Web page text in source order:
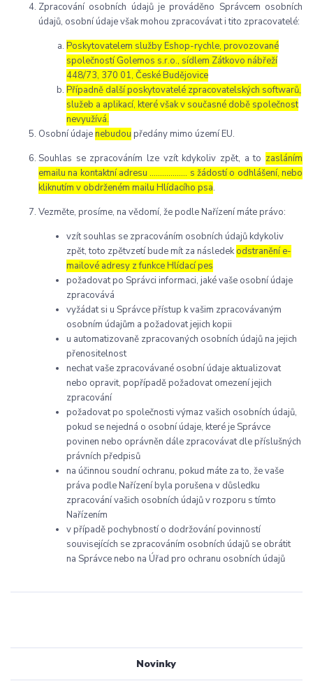
Novinky
Zpracování osobních údajů je prováděno Správcem osobních
údajů, osobní údaje však mohou zpracovávat i tito zpracovatelé:
Poskytovatelem služby Eshop-rychle, provozované
společností Golemos s.r.o., sídlem Zátkovo nábřeží
448/73, 370 01, České Budějovice
Případně další poskytovatelé zpracovatelských softwarů,
služeb a aplikací, které však v současné době společnost
nevyužívá.
Osobní údaje nebudou předány mimo území EU.
Souhlas se zpracováním lze vzít kdykoliv zpět, a to zasláním
emailu na kontaktní adresu ..……………. s žádostí o odhlášení, nebo
kliknutím v obdrženém mailu Hlídacího psa.
Vezměte, prosíme, na vědomí, že podle Nařízení máte právo:
vzít souhlas se zpracováním osobních údajů kdykoliv
zpět, toto zpětvzetí bude mít za následekodstranění e-
mailové adresy z funkce Hlídací pes
požadovat po Správci informaci, jaké vaše osobní údaje
zpracovává
vyžádat si u Správce přístup k vašim zpracovávaným
osobním údajům a požadovat jejich kopii
u automatizovaně zpracovaných osobních údajů na jejich
přenositelnost
nechat vaše zpracovávané osobní údaje aktualizovat
nebo opravit, popřípadě požadovat omezení jejich
zpracování
požadovat po společnosti výmaz vašich osobních údajů,
pokud se nejedná o osobní údaje, které je Správce
povinen nebo oprávněn dále zpracovávat dle příslušných
právních předpisů
na účinnou soudní ochranu, pokud máte za to, že vaše
práva podle Nařízení byla porušena v důsledku
zpracování vašich osobních údajů v rozporu s tímto
Nařízením
v případě pochybností o dodržování povinností
souvisejících se zpracováním osobních údajů se obrátit
na Správce nebo na Úřad pro ochranu osobních údajů